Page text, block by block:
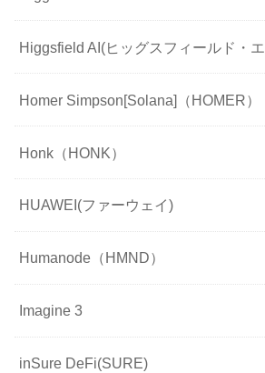
Higgsfield AI(ヒッグスフィールド・
Homer Simpson[Solana]（HOMER）
Honk（HONK）
HUAWEI(ファーウェイ)
Humanode（HMND）
Imagine 3
inSure DeFi(SURE)